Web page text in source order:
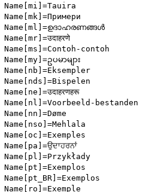
Name[mi]=Tauira
Name[mk]=Примери
Name[ml]=ഉദാഹരണങ്ങള്‍
Name[mr]=उदाहरणे
Name[ms]=Contoh-contoh
Name[my]=ဥပမာများ
Name[nb]=Eksempler
Name[nds]=Bispelen
Name[ne]=उदाहरणहरू
Name[nl]=Voorbeeld-bestanden
Name[nn]=Døme
Name[nso]=Mehlala
Name[oc]=Exemples
Name[pa]=ਉਦਾਹਰਨਾਂ
Name[pl]=Przykłady
Name[pt]=Exemplos
Name[pt_BR]=Exemplos
Name[ro]=Exemple